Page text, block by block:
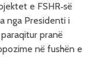
e FSHR‑së
nga Presidenti i
paraqitur pranë
në fushën e